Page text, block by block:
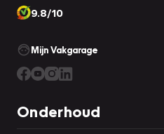
9.8/10
Mijn Vakgarage
Onderhoud